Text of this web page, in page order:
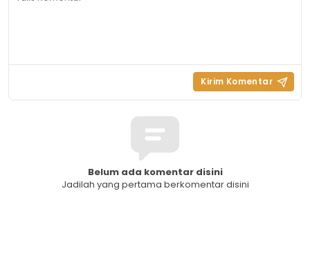
Belum ada komentar disini
Jadilah yang pertama berkomentar disini